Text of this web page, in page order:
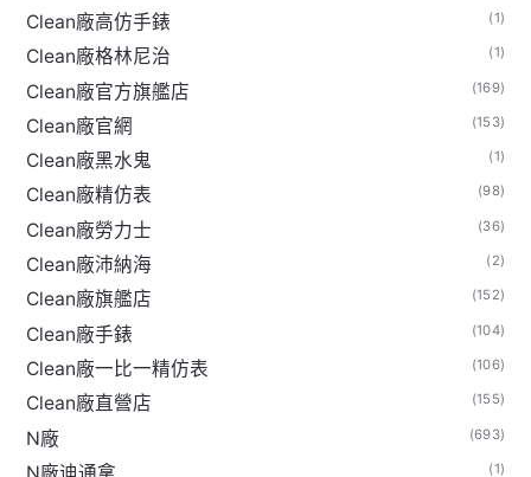
Clean廠高仿手錶 (1)
Clean廠格林尼治 (1)
Clean廠官方旗艦店 (169)
Clean廠官網 (153)
Clean廠黑水鬼 (1)
Clean廠精仿表 (98)
Clean廠勞力士 (36)
Clean廠沛納海 (2)
Clean廠旗艦店 (152)
Clean廠手錶 (104)
Clean廠一比一精仿表 (106)
Clean廠直營店 (155)
N廠 (693)
(1)